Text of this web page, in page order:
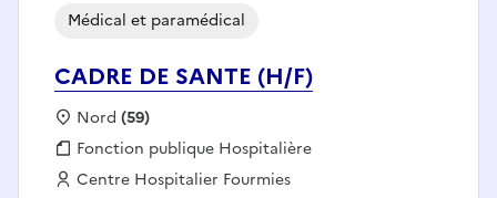
CADRE DE SANTE (H/F)
Médical et paramédical
Localisation :
Nord (59)
Fonction publique :
Fonction publique Hospitalière
Employeur :
Centre Hospitalier Fourmies